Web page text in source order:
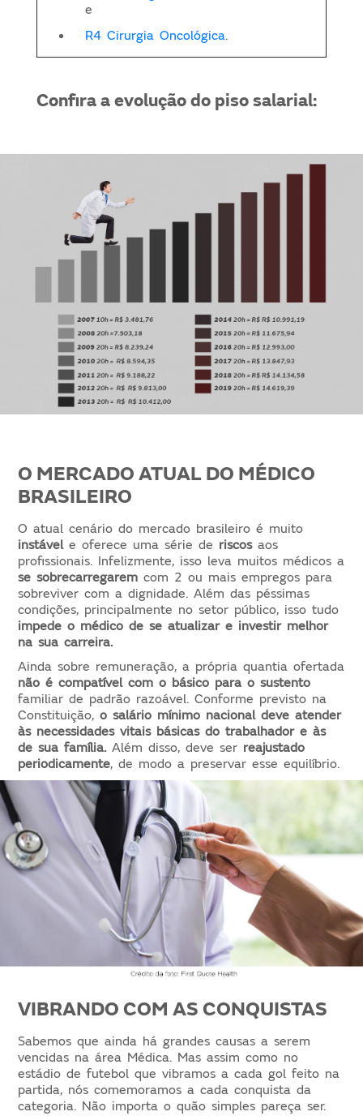
e
R4 Cirurgia Oncológica.
Confira a evolução do piso salarial:
O MERCADO ATUAL DO MÉDICO
BRASILEIRO
O atual cenário do mercado brasileiro é muito
instávele oferece uma série de riscosaos
profissionais. Infelizmente, isso leva muitos médicos a
se sobrecarregarem com 2 ou mais empregos para
sobreviver com a dignidade. Além das péssimas
condições, principalmente no setor público, isso tudo
impede o médico de se atualizar e investir melhor
na sua carreira.
Ainda sobre remuneração, a própria quantia ofertada
não é compatível com o básico para o sustento
familiar de padrão razoável. Conforme previsto na
Constituição,o salário mínimo nacional deve atender
às necessidades vitais básicas do trabalhador e às
de sua família.Além disso, deve ser reajustado
periodicamente, de modo a preservar esse equilíbrio.
VIBRANDO COM AS CONQUISTAS
Sabemos que ainda há grandes causas a serem
vencidas na área Médica. Mas assim como no
estádio de futebol que vibramos a cada gol feito na
partida, nós comemoramos a cada conquista da
categoria. Não importa o quão simples pareça ser.